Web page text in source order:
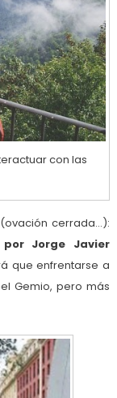
con las
cerrada…):
por Jorge Javier
que enfrentarse a
Gemio, pero más